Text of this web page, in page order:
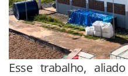
Esse trabalho,